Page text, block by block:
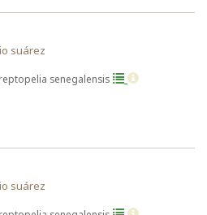
suárez
senegalensis
suárez